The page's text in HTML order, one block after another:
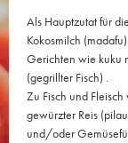
Als Hauptzutat für
Kokosmilch
Gerichten wie kuku
(gegrillter Fisch) .
Zu Fisch und
gewürzter Reis
und/oder